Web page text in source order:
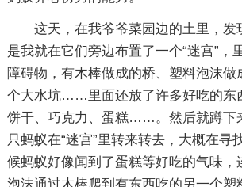
这天，在我爷爷菜园边的土里，发
是我就在它们旁边布置了一个“迷宫”，
障碍物，有木棒做成的桥、塑料泡沫做
个大水坑……里面还放了许多好吃的东
饼干、巧克力、蛋糕……。然后就蹲下
只蚂蚁在“迷宫”里转来转去，大概在寻
候蚂蚁好像闻到了蛋糕等好吃的气味，